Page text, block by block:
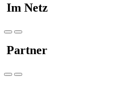
Im Netz
Partner